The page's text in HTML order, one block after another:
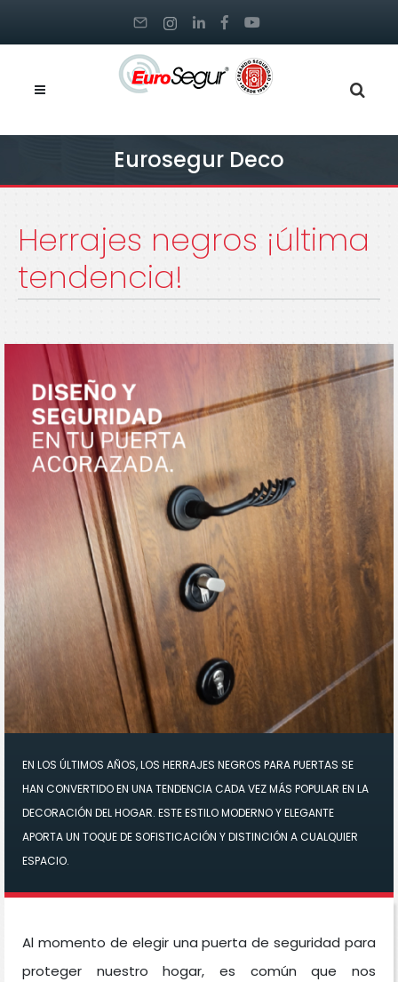
Eurosegur Deco
Herrajes negros ¡última
tendencia!
EN LOS ÚLTIMOS AÑOS, LOS HERRAJES NEGROS PARA PUERTAS SE
HAN CONVERTIDO EN UNA TENDENCIA CADA VEZ MÁS POPULAR EN LA
DECORACIÓN DEL HOGAR. ESTE ESTILO MODERNO Y ELEGANTE
APORTA UN TOQUE DE SOFISTICACIÓN Y DISTINCIÓN A CUALQUIER
ESPACIO.
Al momento de elegir una puerta de seguridad para
proteger nuestro hogar, es común que nos